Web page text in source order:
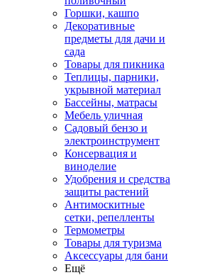
Горшки, кашпо
Декоративные
предметы для дачи и
сада
Товары для пикника
Теплицы, парники,
укрывной материал
Бассейны, матрасы
Мебель уличная
Садовый бензо и
электроинструмент
Консервация и
виноделие
Удобрения и средства
защиты растений
Антимоскитные
сетки, репелленты
Термометры
Товары для туризма
Аксессуары для бани
Ещё